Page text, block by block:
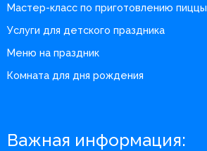
Мастер-класс по приготовлению пиццы
Услуги для детского праздника
Меню на праздник
Комната для дня рождения
Важная информация: